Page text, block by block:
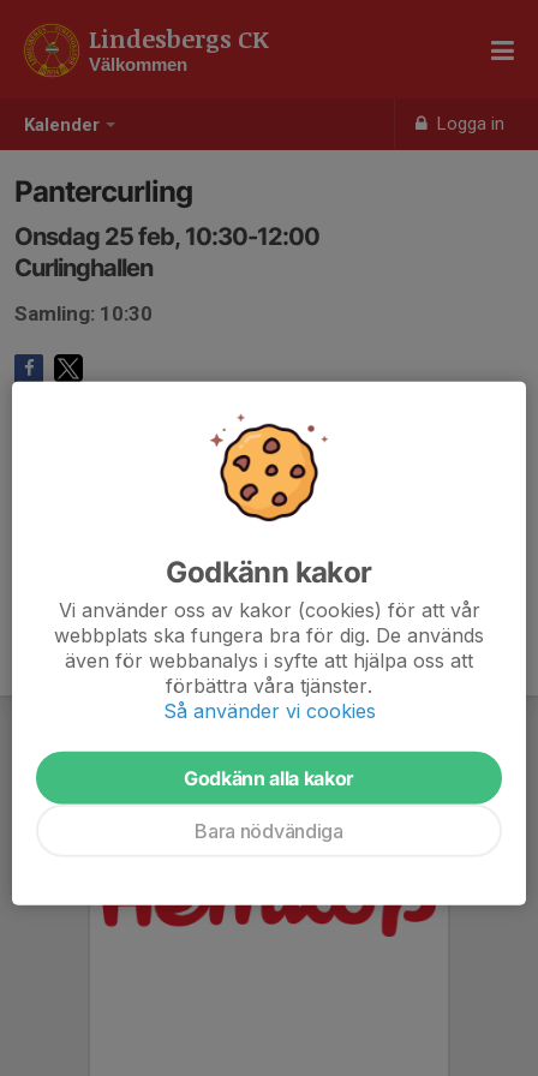
Kalender Logga in
Lindesbergs CK
Välkommen
Pantercurling
Onsdag 25 feb, 10:30-12:00
Curlinghallen
Samling: 10:30
Godkänn kakor
Vi använder oss av kakor (cookies) för att vår
webbplats ska fungera bra för dig. De används
även för webbanalys i syfte att hjälpa oss att
förbättra våra tjänster.
Så använder vi cookies
Godkänn alla kakor
Bara nödvändiga